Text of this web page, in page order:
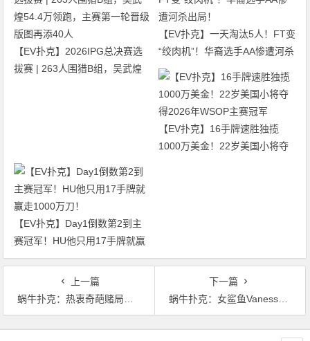
【EV扑克】2026IPG总决赛选
拔赛 | 263人围猎B组，吴武煌
【EV扑克】一天淘汰5人！FT变
“绞肉机”！华裔选手AA惨遭河杀
出局！
【EV扑克】16手牌速胜独揽
1000万美金！22岁美国小将夺
【EV扑克】Day1倒数第2到主
赛冠军！HU他只用17手牌就赢
走1000万刀！
上一篇
蜗牛扑克：热衷奇葩赌局的娱乐玩家Bill Perkins
下一篇
蜗牛扑克：女鲨鱼Vanessa Selbst在WPT湾景扑克赛DAY1中强势晋级
文